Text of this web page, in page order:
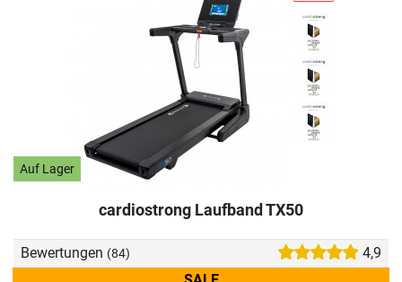
Auf Lager
cardiostrong Laufband TX50
Bewertungen (84)
4,9